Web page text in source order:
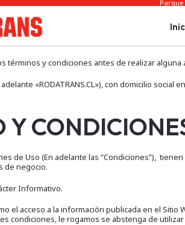
términos y condiciones antes de realizar alguna
adelante «RODATRANS.CL»), con domicilio
Y
de Uso (En adelante las “Condiciones”),
de negocio.
Informativo.
el acceso a la información publicada en el
condiciones, le rogamos se abstenga de